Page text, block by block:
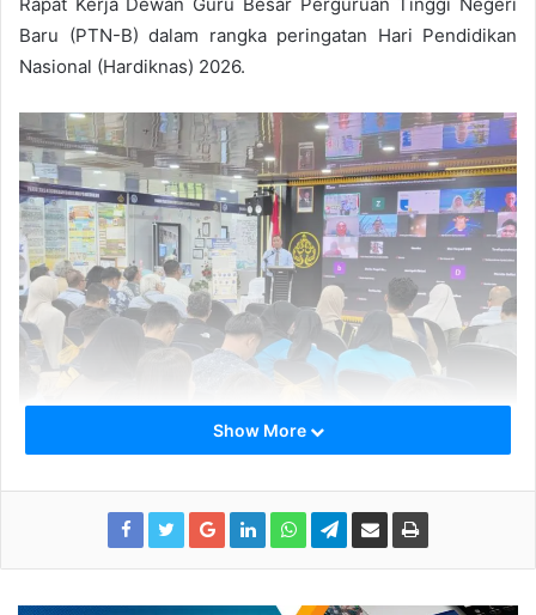
Baru (PTN-B) dalam rangka peringatan Hari Pendidikan
Nasional (Hardiknas) 2026.
Kegiatan ini mengangkat tema “Dewan Guru Besar in
Show More